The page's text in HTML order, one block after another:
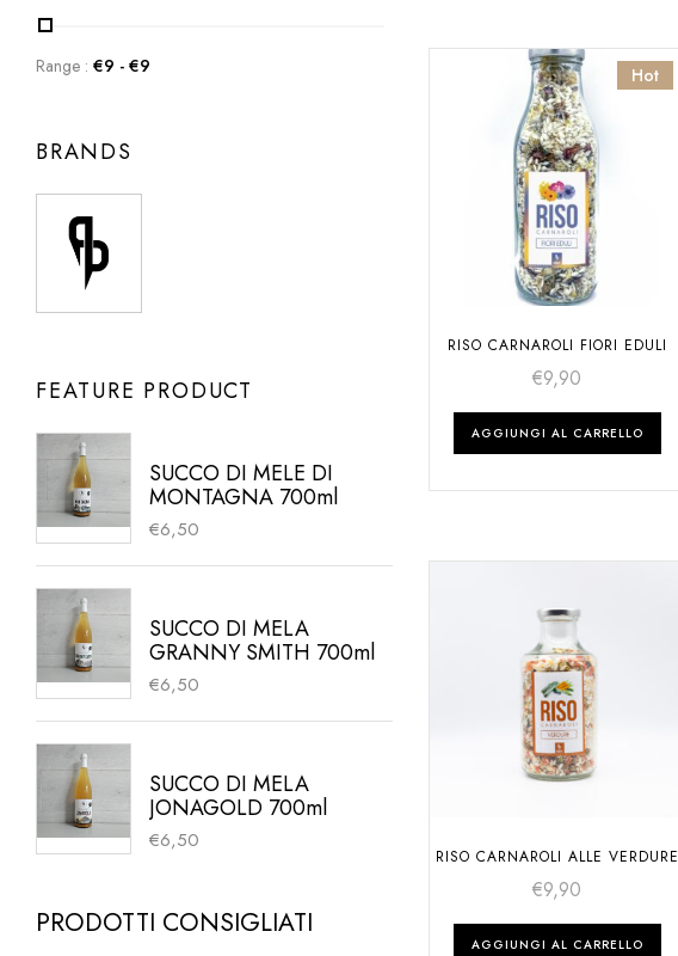
Range : €9 - €9
BRANDS
FEATURE PRODUCT
SUCCO DI MELE DI
MONTAGNA 700ml
€6,50
SUCCO DI MELA
GRANNY SMITH 700ml
€6,50
SUCCO DI MELA
JONAGOLD 700ml
€6,50
PRODOTTI CONSIGLIATI
Hot
RISO CARNAROLI FIORI EDULI
€9,90
AGGIUNGI AL CARRELLO
RISO CARNAROLI ALLE VERDURE
€9,90
AGGIUNGI AL CARRELLO